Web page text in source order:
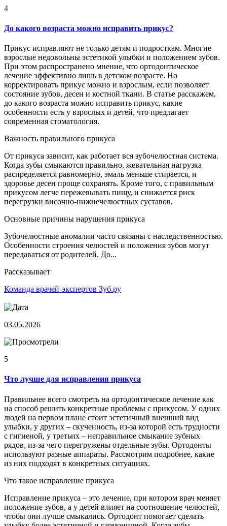
4
До какого возраста можно исправить прикус?
Прикус исправляют не только детям и подросткам. Многие
взрослые недовольны эстетикой улыбки и положением зубов.
При этом распространено мнение, что ортодонтическое
лечение эффективно лишь в детском возрасте. Но
корректировать прикус можно и взрослым, если позволяет
состояние зубов, десен и костной ткани. В статье расскажем,
до какого возраста можно исправить прикус, какие
особенности есть у взрослых и детей, что предлагает
современная стоматология.
Важность правильного прикуса
От прикуса зависит, как работает вся зубочелюстная система.
Когда зубы смыкаются правильно, жевательная нагрузка
распределяется равномерно, эмаль меньше стирается, и
здоровье десен проще сохранять. Кроме того, с правильным
прикусом легче пережевывать пищу, и снижается риск
перегрузки височно-нижнечелюстных суставов.
Основные причины нарушения прикуса
Зубочелюстные аномалии часто связаны с наследственностью.
Особенности строения челюстей и положения зубов могут
передаваться от родителей. До...
Рассказывает
Команда врачей-экспертов Зуб.ру
03.05.2026
5
Что лучше для исправления прикуса
Правильнее всего смотреть на ортодонтическое лечение как
на способ решить конкретные проблемы с прикусом. У одних
людей на первом плане стоит эстетичный внешний вид
улыбки, у других – скученность, из-за которой есть трудности
с гигиеной, у третьих – неправильное смыкание зубных
рядов, из-за чего перегружены отдельные зубы. Ортодонты
используют разные аппараты. Рассмотрим подробнее, какие
из них подходят в конкретных ситуациях.
Что такое исправление прикуса
Исправление прикуса – это лечение, при котором врач меняет
положение зубов, а у детей влияет на соотношение челюстей,
чтобы они лучше смыкались. Ортодонт помогает сделать